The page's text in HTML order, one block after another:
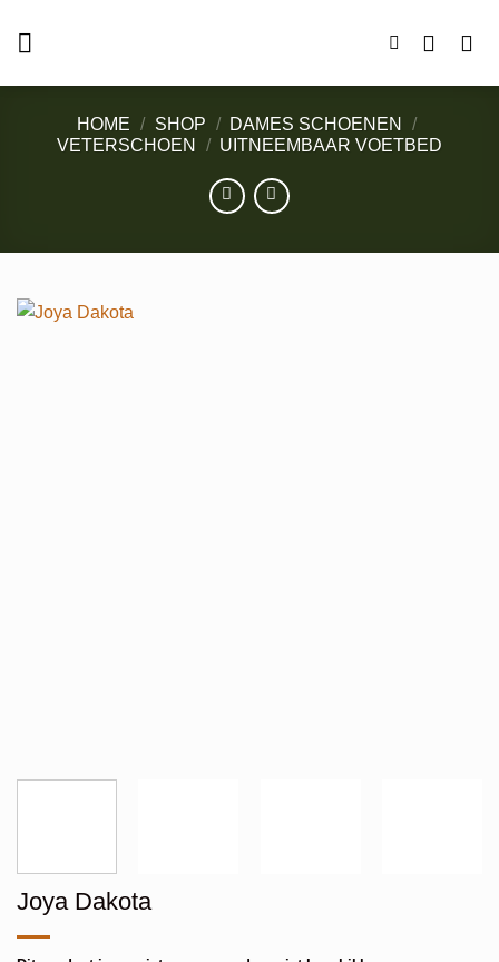
naar
HOME / SHOP / DAMES SCHOENEN
/
VETERSCHOEN
/ UITNEEMBAAR VOETBED
Joya Dakota